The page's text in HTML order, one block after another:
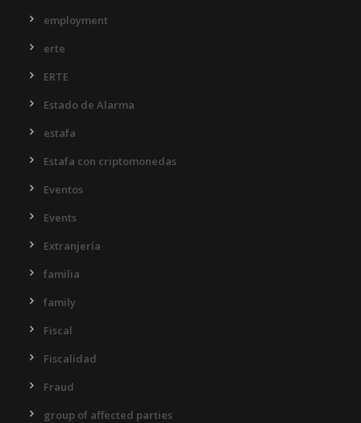
employment
erte
ERTE
Estado de Alarma
estafa
Estafa con criptomonedas
Eventos
Events
Extranjería
familia
family
Fiscal
Fiscalidad
Fraud
group of affected parties